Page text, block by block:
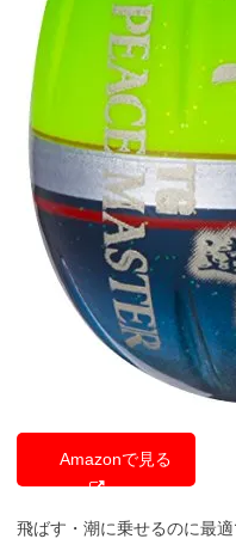
Amazonで見る
飛ばす・潮に乗せるのに最